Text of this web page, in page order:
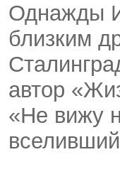
Однажды
близким
автор
«Не вижу